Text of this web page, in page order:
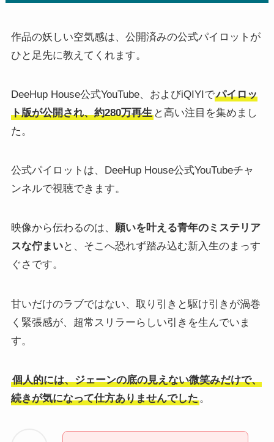
作品の妖しい空気感は、公開済みの公式パイロットが
ひと足先に教えてくれます。
DeeHup House公式YouTube、およびiQIYIでパイロッ
ト版が公開され、約280万再生と高い注目を集めまし
た。
公式パイロットは、DeeHup House公式YouTubeチャ
ンネルで視聴できます。
映像から伝わるのは、 願いを叶える青年のミステリア
スな佇まいと、そこへ恐れず踏み込む新入生のまっす
ぐさです。
甘いだけのラブではない、取り引きと駆け引きが渦巻
く緊張感が、超常スリラーらしい引きを生んでいま
す。
個人的には、ジェーンの底の見えない微笑みだけで、
続きが気になって仕方ありませんでした。